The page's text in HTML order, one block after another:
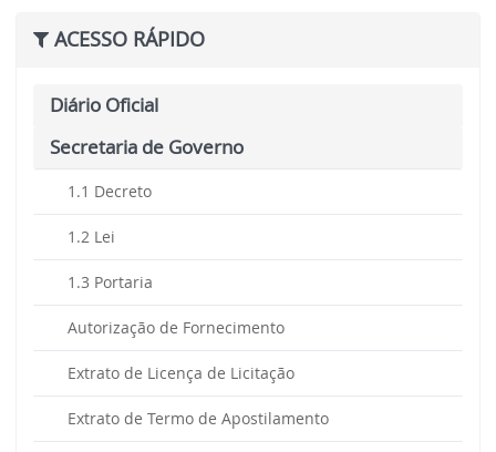
ACESSO RÁPIDO
Diário Oficial
Secretaria de Governo
1.1 Decreto
1.2 Lei
1.3 Portaria
Autorização de Fornecimento
Extrato de Licença de Licitação
Extrato de Termo de Apostilamento